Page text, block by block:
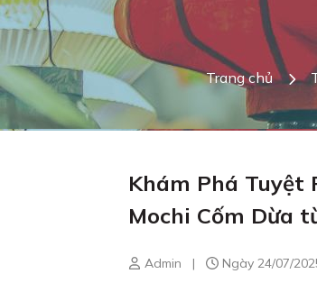
Trang chủ
Khám Phá Tuyệt
Mochi Cốm Dừa
Admin | Ngày 24/07/